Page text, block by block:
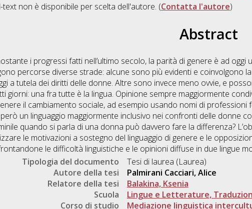
text non è disponibile per scelta dell'autore. (Contatta l'autore)
Abstract
i progressi fatti nell’ultimo secolo, la parità di genere è ad
percorse diverse strade: alcune sono più evidenti e coinvolgono
a tutela dei diritti delle donne. Altre sono invece meno ovvie, e
giorni: una fra tutte è la lingua. Opinione sempre maggiormente
il cambiamento sociale, ad esempio usando nomi di professioni
un linguaggio maggiormente inclusivo nei confronti delle donne
quando si parla di una donna può davvero fare la differenza?
le motivazioni a sostegno del linguaggio di genere e le
le difficoltà linguistiche e le opinioni diffuse in due lingue
Tipologia del documento
Tesi di laurea (Laurea)
Autore della tesi
Palmirani Cacciari, Alice
Relatore della tesi
Balakina, Ksenia
Scuola
Lingue e Letterature,
Corso di studio
Mediazione linguistica